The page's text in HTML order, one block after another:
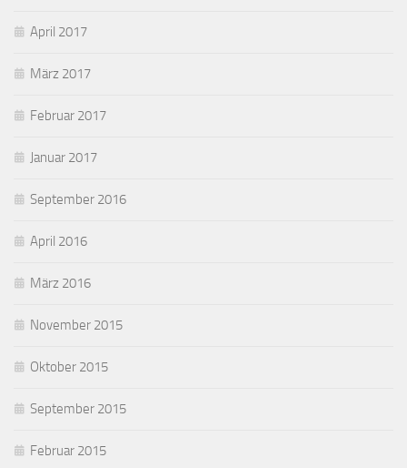
April 2017
März 2017
Februar 2017
Januar 2017
September 2016
April 2016
März 2016
November 2015
Oktober 2015
September 2015
Februar 2015